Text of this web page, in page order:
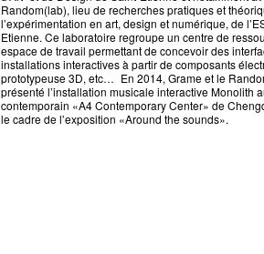
Random(lab), lieu de recherches pratiques et
l’expérimentation en art, design et numérique, de
Etienne. Ce laboratoire regroupe un centre de
espace de travail permettant de concevoir des
installations interactives à partir de composants
prototypeuse 3D, etc… En 2014, Grame et le
présenté l’installation musicale interactive Monolith
contemporain «A4 Contemporary Center» de
le cadre de l’exposition «Around the sounds».